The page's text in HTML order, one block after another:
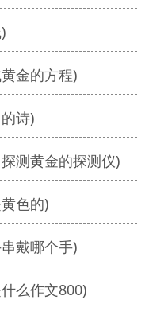
金的方程)
诗)
测黄金的探测仪)
色的)
戴哪个手)
么作文800)